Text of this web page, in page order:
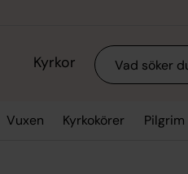
Kyrkor Sök
Vuxen Kyrkokörer Pilgrim